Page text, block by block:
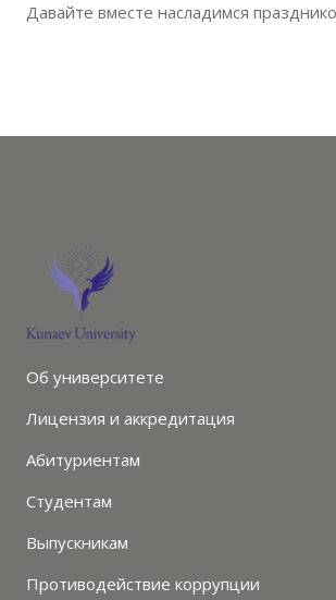
Давайте вместе насладимся
Об университете
Лицензия и аккредитация
Абитуриентам
Студентам
Выпускникам
Противодействие коррупции